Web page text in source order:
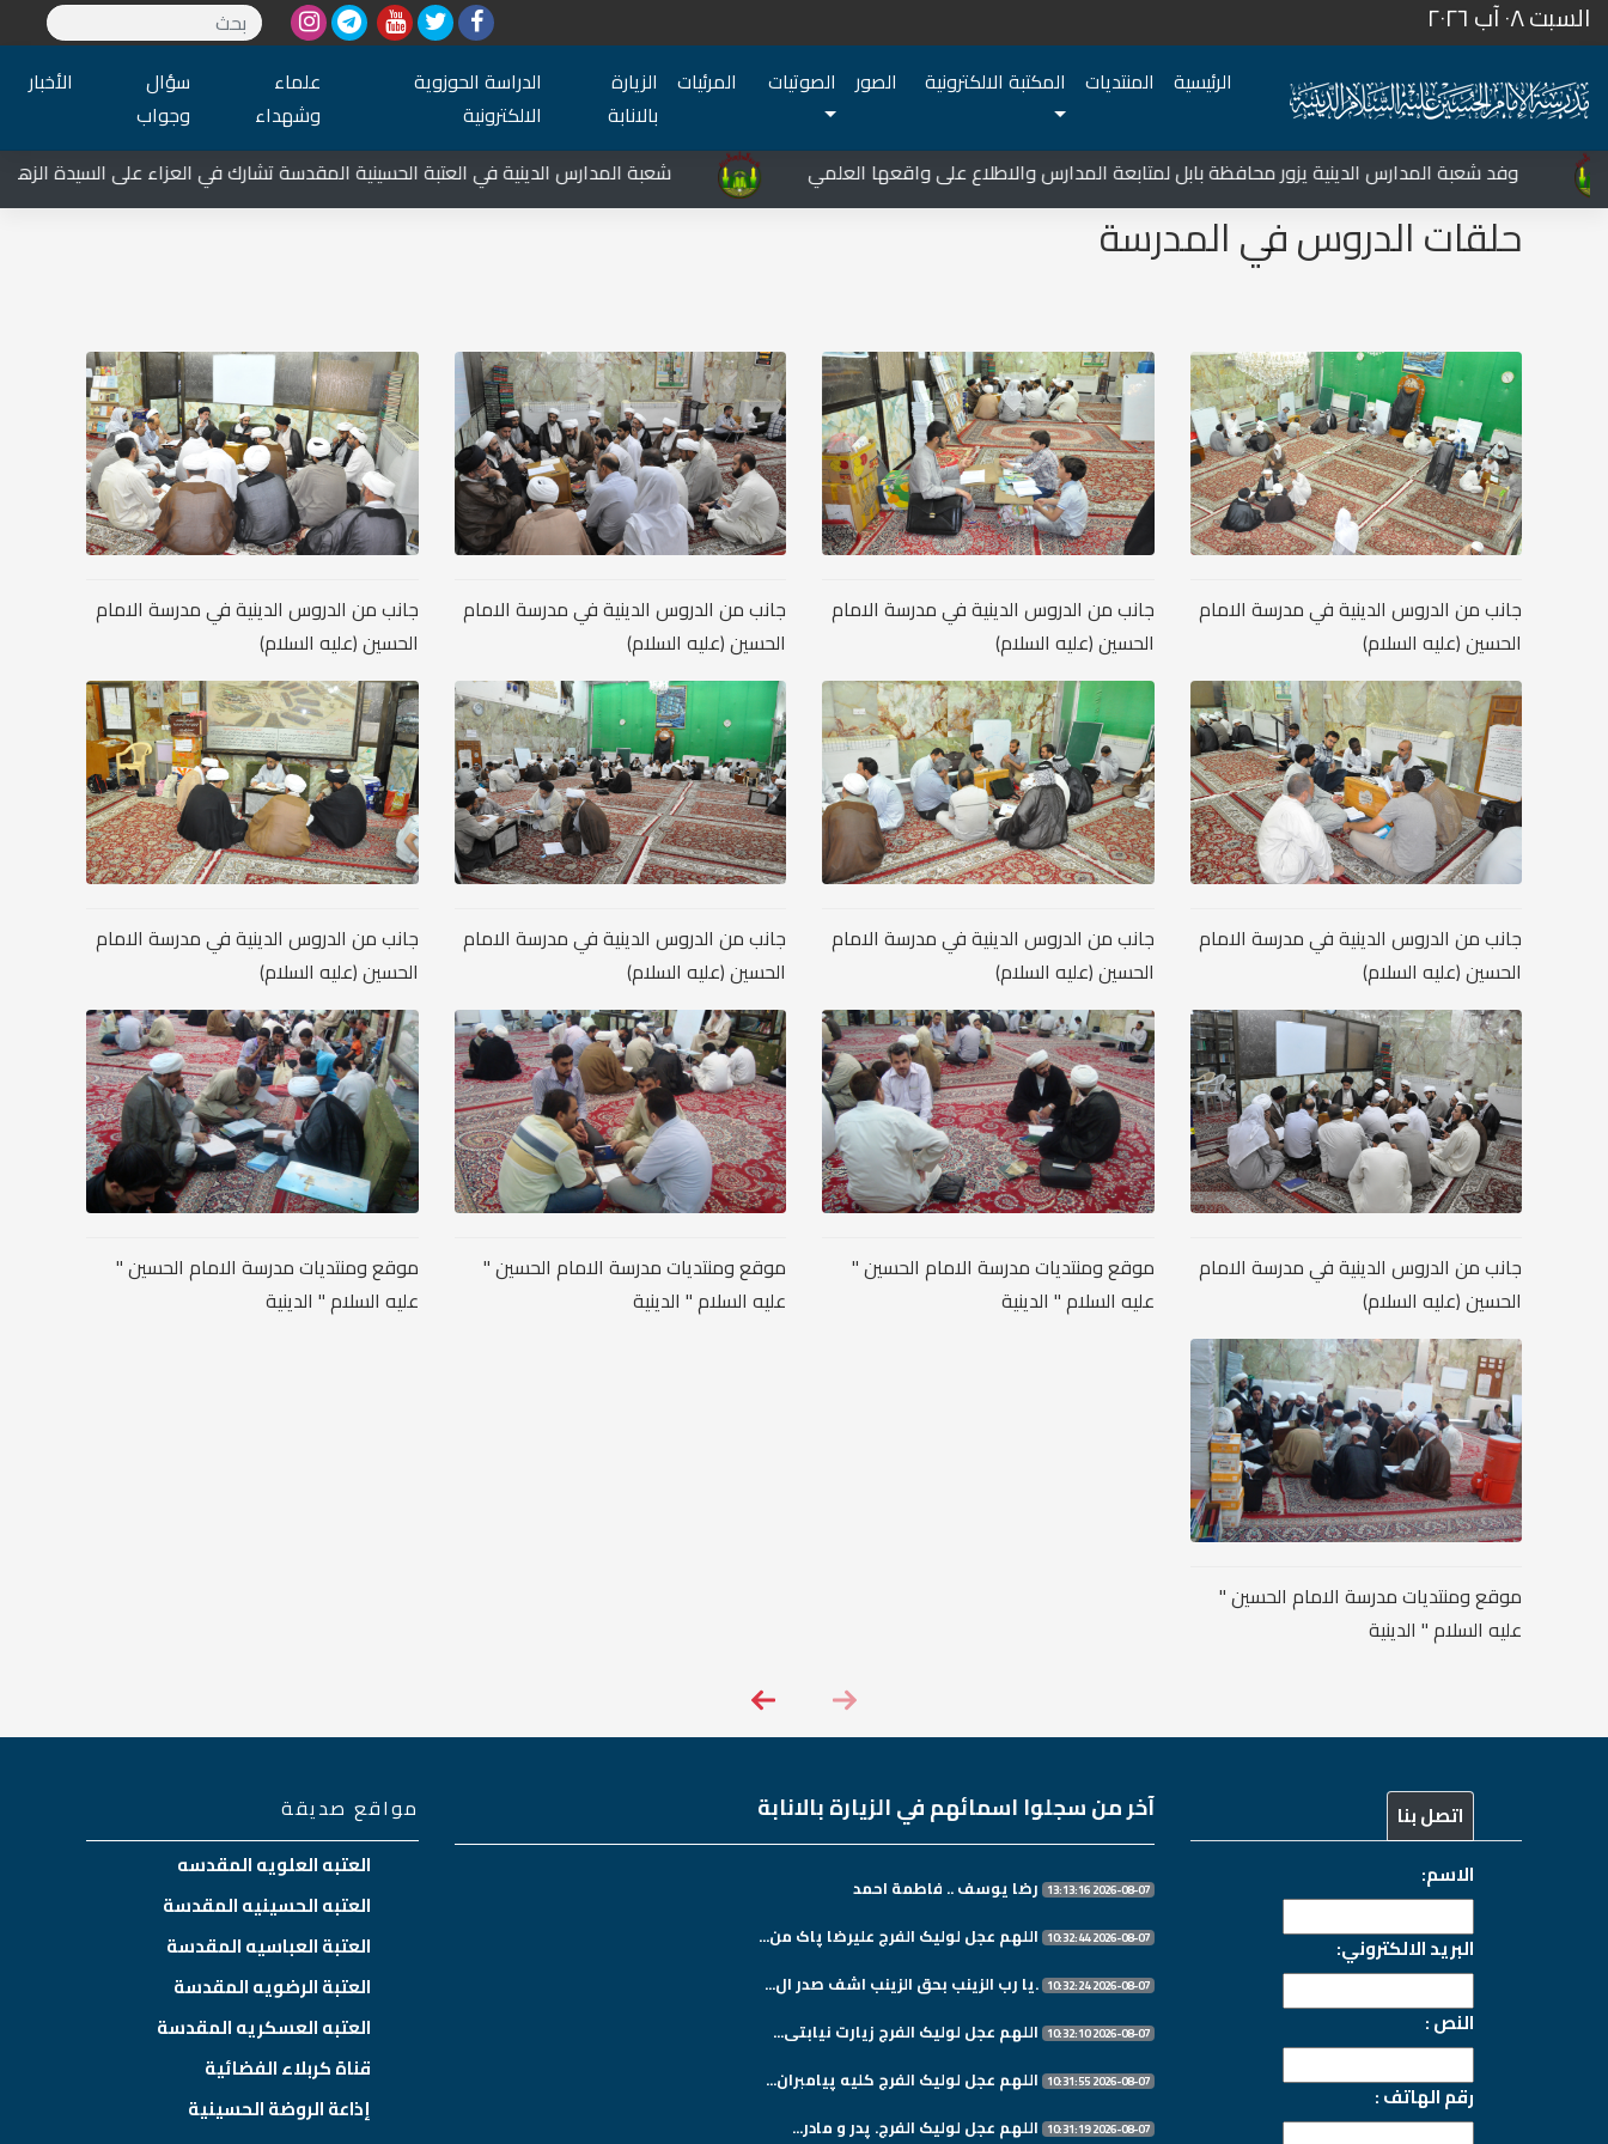
السبت ٠٨ آب ٢٠٢٦
الرئيسية المنتديات المكتبة الالكترونية الصور الصوتيات المرئيات الزيارة
بالانابة
الدراسة الحوزوية
الالكترونية
علماء
وشهداء
سؤال
وجواب
الأخبار
وفد شعبة المدارس الدينية يزور محافظة بابل لمتابعة المدارس والاطلاع على واقعها العلمي شعبة المدارس الدينية في العتبة الحسينية المقدسة تشارك في العزاء على السيدة الزهراء عليها المركز الثقافي غرب نينوى يشهد نشاطات متعددة في قضاء تلعفر
حلقات الدروس في المدرسة
جانب من الدروس الدينية في مدرسة الامام
الحسين (عليه السلام)
جانب من الدروس الدينية في مدرسة الامام
الحسين (عليه السلام)
جانب من الدروس الدينية في مدرسة الامام
الحسين (عليه السلام)
جانب من الدروس الدينية في مدرسة الامام
الحسين (عليه السلام)
جانب من الدروس الدينية في مدرسة الامام
الحسين (عليه السلام)
جانب من الدروس الدينية في مدرسة الامام
الحسين (عليه السلام)
جانب من الدروس الدينية في مدرسة الامام
الحسين (عليه السلام)
جانب من الدروس الدينية في مدرسة الامام
الحسين (عليه السلام)
جانب من الدروس الدينية في مدرسة الامام
الحسين (عليه السلام)
موقع ومنتديات مدرسة الامام الحسين "
عليه السلام " الدينية
موقع ومنتديات مدرسة الامام الحسين "
عليه السلام " الدينية
موقع ومنتديات مدرسة الامام الحسين "
عليه السلام " الدينية
موقع ومنتديات مدرسة الامام الحسين "
عليه السلام " الدينية
اتصل بنا
الاسم:
البريد الالكتروني:
النص :
رقم الهاتف :
آخر من سجلوا اسمائهم في الزيارة بالانابة
2026-08-07 13:13:16 رضا يوسف .. فاطمة احمد
2026-08-07 10:32:44 اللهم عجل لولیک الفرج علیرضا پاک من...
2026-08-07 10:32:24 .یا رب الزینب بحق الزینب اشف صدر ال...
2026-08-07 10:32:10 اللهم عجل لولیک الفرج زیارت نیابتی...
2026-08-07 10:31:55 اللهم عجل لولیک الفرج کلیه پیامبران...
2026-08-07 10:31:19 اللهم عجل لولیک الفرج. پدر و مادر...
مواقع صديقة
العتبه العلويه المقدسه
العتبه الحسينيه المقدسة
العتبة العباسيه المقدسة
العتبة الرضويه المقدسة
العتبه العسكريه المقدسة
قناة كربلاء الفضائية
إذاعة الروضة الحسينية